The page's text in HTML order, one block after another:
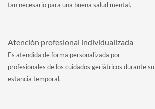
tan necesario para una buena salud mental.
Atención profesional individualizada
Es atendida de forma personalizada por
profesionales de los cuidados geriátricos durante su
estancia temporal.